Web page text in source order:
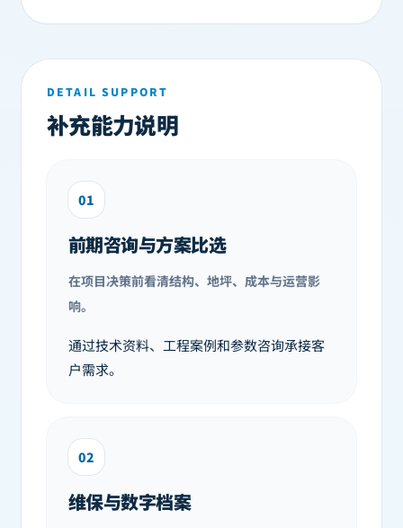
DETAIL SUPPORT
补充能力说明
01
前期咨询与方案比选
在项目决策前看清结构、地坪、成本与运营影
响。
通过技术资料、工程案例和参数咨询承接客
户需求。
02
维保与数字档案